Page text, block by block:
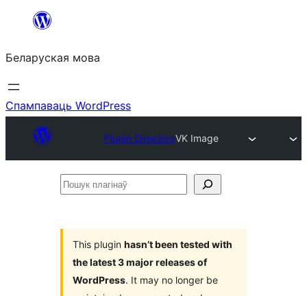
Перайсці
змесціва
Беларуская мова
Спампаваць WordPress
Plugin DirectoryVK Image
Пошук
This plugin hasn’t been tested with
the latest 3 major releases of
WordPress. It may no longer be